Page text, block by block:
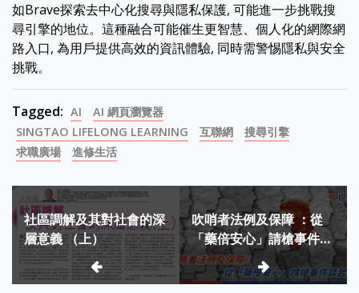
如Brave探索去中心化搜尋與隱私保護, 可能進一步挑戰搜
尋引擎的地位。這種融合可能催生更智慧、個人化的網際網
路入口, 為用戶提供高效的資訊體驗, 同時需警惕隱私與安全
挑戰。
Tagged: AI
AI 網頁瀏覽器
SINGTAO LIFELONG LEARNING
互聯網
搜尋引擎
求職廣場
進修生活
Post
navigation
社區調解及其對社會的深
層意義 （上）
吹哨者法例及保障 ：從
「藥倍安心」請槍事件談
起